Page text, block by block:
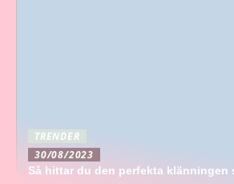
TRENDER
30/08/2023
Så hittar du den perfekta klänningen